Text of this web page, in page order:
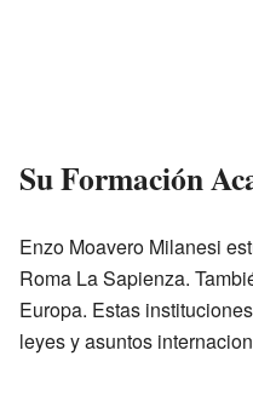
Su Formación
Enzo Moavero Milanesi
Roma La Sapienza.
Europa. Estas
leyes y asuntos